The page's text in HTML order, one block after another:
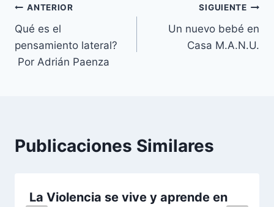
Navegación
de
entradas
ANTERIOR
Qué es el
pensamiento lateral?
Por Adrián Paenza
SIGUIENTE
Un nuevo bebé en
Casa M.A.N.U.
Publicaciones Similares
La Violencia se vive y aprende en